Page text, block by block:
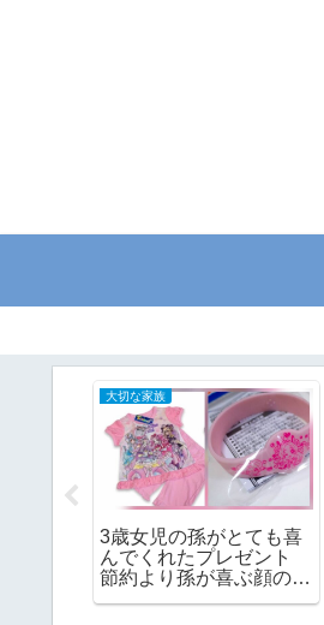
節約ワザ
【一人暮らしあるある】
60代一人暮らしの私の
食費が高すぎる理由がわ